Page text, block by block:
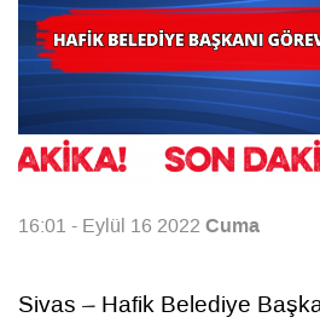
16:01 - Eylül 16 2022 Cuma
Sivas – Hafik Belediye